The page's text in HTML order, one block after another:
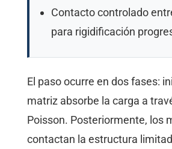
Contacto controlado
para rigidificación
El paso ocurre en dos fases:
matriz absorbe la carga a
Poisson. Posteriormente, los
contactan la estructura